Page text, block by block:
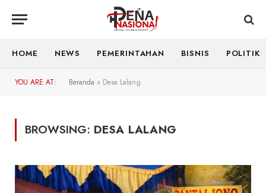
HOME NEWS PEMERINTAHAN BISNIS POLITIK
YOU ARE AT: Beranda » Desa Lalang
BROWSING: DESA LALANG